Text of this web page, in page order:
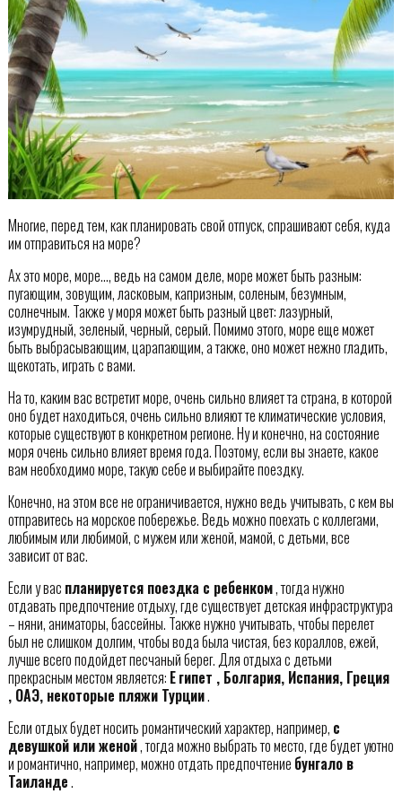
Многие, перед тем, как планировать свой отпуск, спрашивают себя, куда
им отправиться на море?
Ах это море, море…, ведь на самом деле, море может быть разным:
пугающим, зовущим, ласковым, капризным, соленым, безумным,
солнечным. Также у моря может быть разный цвет: лазурный,
изумрудный, зеленый, черный, серый. Помимо этого, море еще может
быть выбрасывающим, царапающим, а также, оно может нежно гладить,
щекотать, играть с вами.
На то, каким вас встретит море, очень сильно влияет та страна, в которой
оно будет находиться, очень сильно влияют те климатические условия,
которые существуют в конкретном регионе. Ну и конечно, на состояние
моря очень сильно влияет время года. Поэтому, если вы знаете, какое
вам необходимо море, такую себе и выбирайте поездку.
Конечно, на этом все не ограничивается, нужно ведь учитывать, с кем вы
отправитесь на морское побережье. Ведь можно поехать с коллегами,
любимым или любимой, с мужем или женой, мамой, с детьми, все
зависит от вас.
Если у вас планируется поездка с ребенком, тогда нужно
отдавать предпочтение отдыху, где существует детская инфраструктура
– няни, аниматоры, бассейны. Также нужно учитывать, чтобы перелет
был не слишком долгим, чтобы вода была чистая, без кораллов, ежей,
лучше всего подойдет песчаный берег. Для отдыха с детьми
прекрасным местом является: Египет , Болгария, Испания, Греция
, ОАЭ, некоторые пляжи Турции.
Если отдых будет носить романтический характер, например, с
девушкой или женой, тогда можно выбрать то место, где будет уютно
и романтично, например, можно отдать предпочтение бунгало в
Таиланде.